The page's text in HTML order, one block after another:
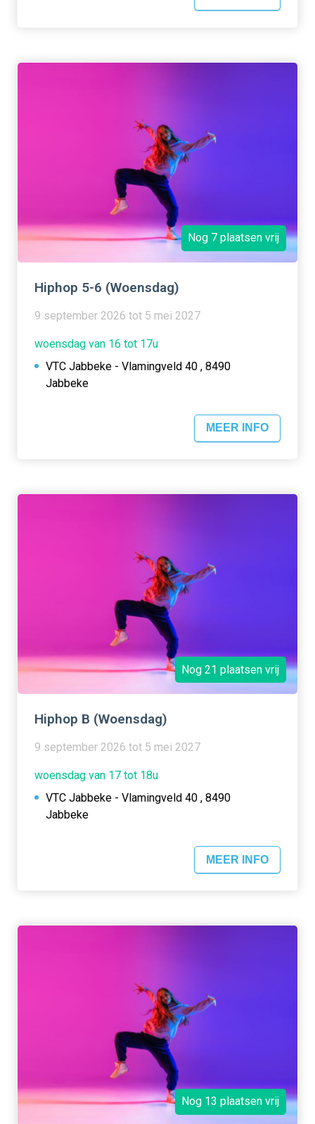
Nog 7 plaatsen vrij
Hiphop 5-6 (Woensdag)
9 september 2026 tot 5 mei 2027
woensdag van 16 tot 17u
VTC Jabbeke - Vlamingveld 40 , 8490
Jabbeke
MEER INFO
Nog 21 plaatsen vrij
Hiphop B (Woensdag)
9 september 2026 tot 5 mei 2027
woensdag van 17 tot 18u
VTC Jabbeke - Vlamingveld 40 , 8490
Jabbeke
MEER INFO
Nog 13 plaatsen vrij